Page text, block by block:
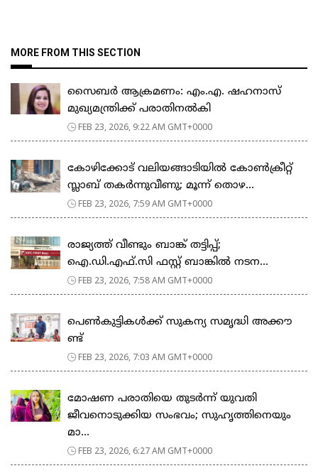
MORE FROM THIS SECTION
സൈബർ ആക്രമണം: എം.എ. ഷഹനാസ്
മുഖ്യമന്ത്രിക്ക് പരാതിനൽകി
FEB 23, 2026, 9:22 AM GMT+0000
കോഴിക്കോട് വലിയങ്ങാടിയിൽ കോൺക്രീറ്റ്
സ്ലാബ് തകർന്നുവീണു; മൂന്ന് തൊഴ...
FEB 23, 2026, 7:59 AM GMT+0000
രാജ്യത്ത് വീണ്ടും ബാങ്ക് തട്ടിപ്പ്;
ഐ.ഡി.എഫ്.സി ഫസ്റ്റ് ബാങ്കിൽ നടന...
FEB 23, 2026, 7:58 AM GMT+0000
പെ​ൺ​കു​ട്ടി​ക​ൾ​ക്ക് സു​ക​ന്യ സ​മൃ​ദ്ധി അ​ക്കൗ​
ണ്ട്
FEB 23, 2026, 7:03 AM GMT+0000
മോഷണ പരാതിയെ തുടര്‍ന്ന് യുവതി
ജീവനൊടുക്കിയ സംഭവം; സുഹൃത്തിനെയും
മാ...
FEB 23, 2026, 6:27 AM GMT+0000